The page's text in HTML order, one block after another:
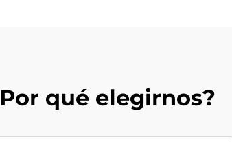
Por qué elegirnos?